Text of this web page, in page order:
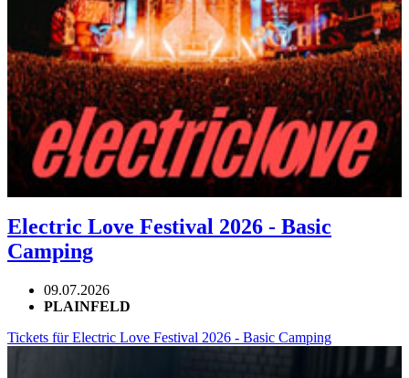
Electric Love Festival 2026 - Basic
Camping
09.07.2026
PLAINFELD
Tickets für Electric Love Festival 2026 - Basic Camping